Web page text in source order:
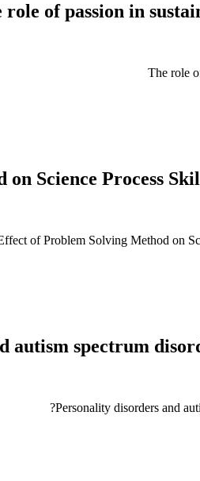
role of passion in
The role
Science Process
of Problem Solving Method on
autism spectrum
Personality disorders and